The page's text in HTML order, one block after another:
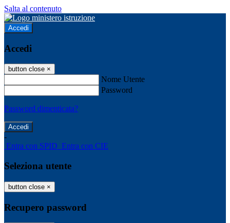
Salta al contenuto
Accedi
Accedi
button close ×
Nome Utente
Password
Password dimenticata?
-
Entra con SPID Entra con CIE
Seleziona utente
button close ×
Recupero password